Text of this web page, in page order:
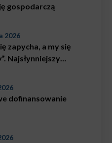
gospodarczą
2026
zapycha, a my się
Najsłynniejszy
są nie tylko choroby
dofinansowanie